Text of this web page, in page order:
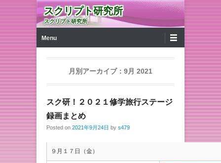
スクリプト研究所
スクリプト研究所
Menu
月別アーカイブ： 9月 2021
スク研！２０２１修学旅行ステージ
録画まとめ
Posted on 2021年9月24日 by s479
９月１７日（金）